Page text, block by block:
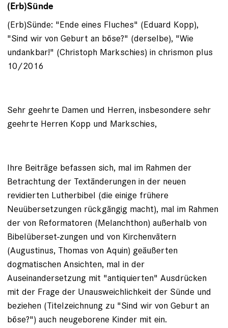
(Erb)Sünde
(Erb)Sünde: "Ende eines Fluches" (Eduard Kopp),
"Sind wir von Geburt an böse?" (derselbe), "Wie
undankbar!" (Christoph Markschies) in chrismon plus
10/2016
Sehr geehrte Damen und Herren, insbesondere sehr
geehrte Herren Kopp und Markschies,
Ihre Beiträge befassen sich, mal im Rahmen der
Betrachtung der Textänderungen in der neuen
revidierten Lutherbibel (die einige frühere
Neuübersetzungen rückgängig macht), mal im Rahmen
der von Reformatoren (Melanchthon) außerhalb von
Bibelüberset-zungen und von Kirchenvätern
(Augustinus, Thomas von Aquin) geäußerten
dogmatischen Ansichten, mal in der
Auseinandersetzung mit "antiquierten" Ausdrücken
mit der Frage der Unausweichlichkeit der Sünde und
beziehen (Titelzeichnung zu "Sind wir von Geburt an
böse?") auch neugeborene Kinder mit ein.